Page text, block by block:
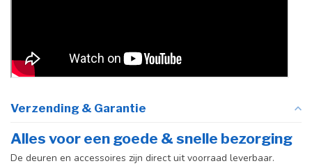
Verzending & Garantie
Alles voor een goede & snelle bezorging
De deuren en accessoires zijn direct uit voorraad leverbaar.